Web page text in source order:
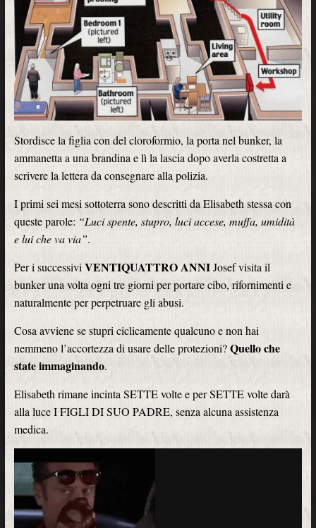
Stordisce la figlia con del cloroformio, la porta nel bunker, la
ammanetta a una brandina e lì la lascia dopo averla costretta a
scrivere la lettera da consegnare alla polizia.
I primi sei mesi sottoterra sono descritti da Elisabeth stessa con
queste parole: “Luci spente, stupro, luci accese, muffa, umidità
e lui che va via”.
Per i successivi VENTIQUATTRO ANNIJosef visita il
bunker una volta ogni tre giorni per portare cibo, rifornimenti e
naturalmente per perpetruare gli abusi.
Cosa avviene se stupri ciclicamente qualcuno e non hai
nemmeno l’accortezza di usare delle protezioni?Quello che
state immaginando.
Elisabeth rimane incinta SETTE volte e per SETTE volte darà
alla luce I FIGLI DI SUO PADRE, senza alcuna assistenza
medica.